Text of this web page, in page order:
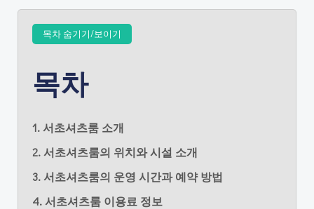
목차 숨기기/보이기
목차
1. 서초셔츠룸 소개
2. 서초셔츠룸의 위치와 시설 소개
3. 서초셔츠룸의 운영 시간과 예약 방법
4. 서초셔츠룸 이용료 정보